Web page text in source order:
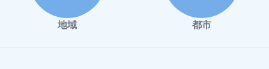
別府市でのホテル
地域 都市